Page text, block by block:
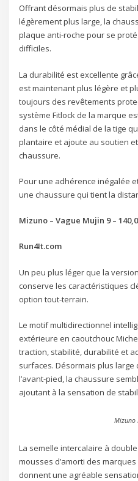
Offrant désormais plus de
légèrement plus large, la
plaque anti-roche pour se
difficiles.
La durabilité est excellente
est maintenant plus légère et
toujours des revêtements
système Fitlock de la marque
dans le côté médial de la tige
plantaire et ajoute au soutien
chaussure.
Pour une adhérence inégalée
une chaussure qui tient la
Mizuno – Vague Mujin 9 –
Run4It.com
Un peu plus léger que la
conserve les caractéristiques
option tout-terrain.
Le motif multidirectionnel
extérieure en caoutchouc
traction, stabilité, durabilité et
surfaces. Désormais plus large
l’avant-pied, la chaussure
ajoutant à la sensation de
Mizuno
La semelle intercalaire à
mousses d’amorti des marques
donnent une agréable